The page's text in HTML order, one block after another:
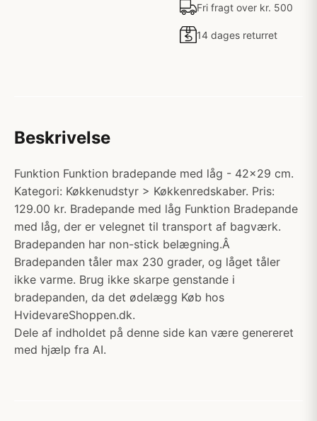
Fri fragt over kr. 500
14 dages returret
Beskrivelse
Funktion Funktion bradepande med låg - 42x29 cm.
Kategori: Køkkenudstyr > Køkkenredskaber. Pris:
129.00 kr. Bradepande med låg Funktion Bradepande
med låg, der er velegnet til transport af bagværk.
Bradepanden har non-stick belægning.Â
Bradepanden tåler max 230 grader, og låget tåler
ikke varme. Brug ikke skarpe genstande i
bradepanden, da det ødelægg Køb hos
HvidevareShoppen.dk.
Dele af indholdet på denne side kan være genereret
med hjælp fra AI.